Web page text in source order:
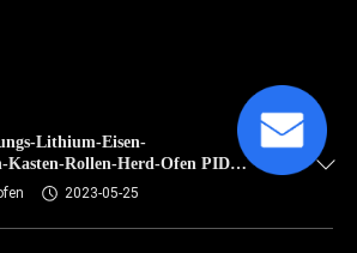
Lithium-Eisen-
Kasten-Rollen-Herd-Ofen PID
2023-05-25